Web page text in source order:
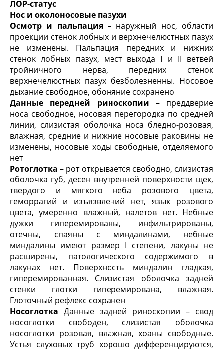
ЛОР-статус
Нос и околоносовые пазухи
Осмотр и пальпация– наружный нос, области
про­екции стенок лобных и верхнечелюстных пазух
не изменены. Пальпация передних и нижних
стенок лобных пазух, мест выхода I и II ветвей
тройничного нерва, передних стенок
верхнечелюстных пазух безболезненны. Носовое
дыхание свободное, обоняние сохранено
Данные передней риноскопии – преддверие
носа свободное, носовая перегородка по средней
линии, слизистая оболочка носа бледно-розовая,
влажная, средние и нижние носовые раковины не
изменены, носовые ходы свободные, отделяемого
нет
Ротоглотка – рот открывается свободно, слизистая
оболочка губ, десен внутренней поверхности щек,
твердого и мягкого неба розового цвета,
геморрагий и изъязвлений нет, язык розового
цвета, умеренно влажный, налетов нет. Небные
дужки гипере­мированы, инфильтрированы,
отечны, спаяны с миндалинами, небные
миндалины имеют размер I степени, лакуны не
расширены, патологического содержимого в
лакунах нет. Поверхность миндалин гладкая,
гиперемированная. Слизистая оболочка задней
стенки глотки гиперемирована, влажная.
Глоточный рефлекс сохранен
Носоглотка Данные задней риноскопии – свод
носоглотки свободен, сли­зистая оболочка
носоглотки розовая, влажная, хоаны свободные.
Устья слуховых труб хорошо дифференцируются,